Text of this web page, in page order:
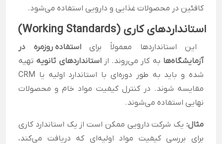
کافئین در محصولات غذایی و دارویی استفاده می‌شود.
استانداردهای کاری (Working Standards)
این استانداردها معمولاً برایاستفاده روزمره در
آزمایشگاه‌ها به کار می‌روند. ازاستانداردهای ثانویه تهیه
شده و باید به طور دوره‌ای با استاندارد اولیه یا CRM
مقایسه شوند. در کنترل کیفیت مواد خام و محصولات
نهایی استفاده می‌شوند.
مثال: یک شرکت دارویی ممکن است از یک استاندارد کاری
برای بررسی کیفیت مواد اولیه‌ای که دریافت می‌کند،